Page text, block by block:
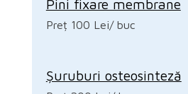
Pini fixare membrane
Preț 100 Lei/ buc
Șuruburi osteosinteză